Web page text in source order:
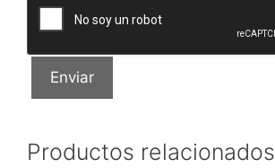
Productos relacionados